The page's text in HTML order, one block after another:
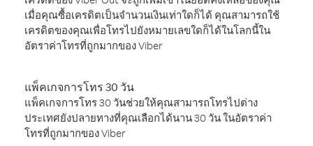
เมื่อคุณซื้อเครดิตเป็นจำนวนเงินเท่าใดก็ได้ คุณสามารถใช้
เครดิตของคุณเพื่อโทรไปยังหมายเลขใดก็ได้ในโลกนี้ใน
อัตราค่าโทรที่ถูกมากของ Viber
แพ็คเกจการโทร 30 วัน
แพ็คเกจการโทร 30 วันช่วยให้คุณสามารถโทรไปต่าง
ประเทศยังปลายทางที่คุณเลือกได้นาน 30 วัน ในอัตราค่า
โทรที่ถูกมากของ Viber